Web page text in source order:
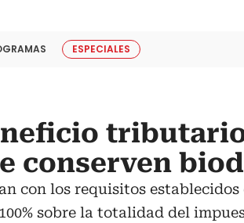
ESPECIALES
conserven
con los requisitos
sobre la totalidad del